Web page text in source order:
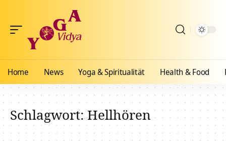
Home News Yoga & Spiritualität Health & Food
Schlagwort:Hellhören